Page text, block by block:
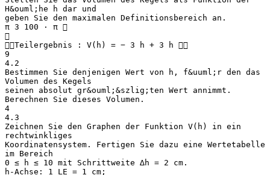
H&ouml;he h dar und
geben Sie den maximalen Definitionsbereich an.
π 3 100 ⋅ π 

Teilergebnis : V(h) = − 3 h + 3 h 
9
4.2
Bestimmen Sie denjenigen Wert von h, f&uuml;r den das
Volumen des Kegels
seinen absolut gr&ouml;&szlig;ten Wert annimmt.
Berechnen Sie dieses Volumen.
4
4.3
Zeichnen Sie den Graphen der Funktion V(h) in ein
rechtwinkliges
Koordinatensystem. Fertigen Sie dazu eine Wertetabelle
im Bereich
0 ≤ h ≤ 10 mit Schrittweite ∆h = 2 cm.
h-Achse: 1 LE = 1 cm;